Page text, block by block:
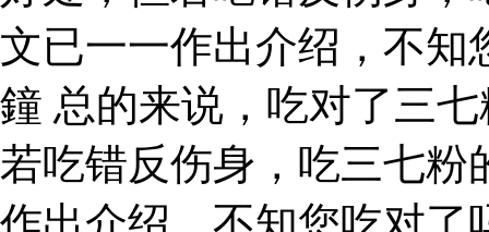
文已一一作出介绍，不知
鐘 总的来说，吃对了三
若吃错反伤身，吃三七粉
作出介绍，不知您吃对了